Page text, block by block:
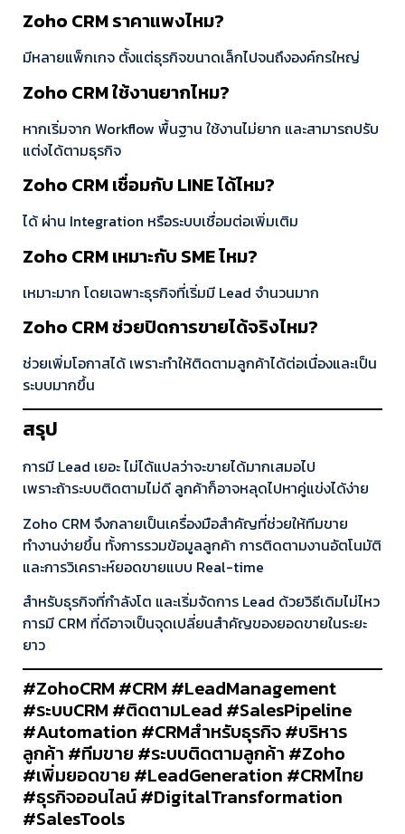
Zoho CRM ราคาแพงไหม?
มีหลายแพ็กเกจ ตั้งแต่ธุรกิจขนาดเล็กไปจนถึงองค์กรใหญ่
Zoho CRM ใช้งานยากไหม?
หากเริ่มจาก Workflow พื้นฐาน ใช้งานไม่ยาก และสามารถปรับ
แต่งได้ตามธุรกิจ
Zoho CRM เชื่อมกับ LINE ได้ไหม?
ได้ ผ่าน Integration หรือระบบเชื่อมต่อเพิ่มเติม
Zoho CRM เหมาะกับ SME ไหม?
เหมาะมาก โดยเฉพาะธุรกิจที่เริ่มมี Lead จำนวนมาก
Zoho CRM ช่วยปิดการขายได้จริงไหม?
ช่วยเพิ่มโอกาสได้ เพราะทำให้ติดตามลูกค้าได้ต่อเนื่องและเป็น
ระบบมากขึ้น
สรุป
การมี Lead เยอะ ไม่ได้แปลว่าจะขายได้มากเสมอไป
เพราะถ้าระบบติดตามไม่ดี ลูกค้าก็อาจหลุดไปหาคู่แข่งได้ง่าย
Zoho CRM จึงกลายเป็นเครื่องมือสำคัญที่ช่วยให้ทีมขาย
ทำงานง่ายขึ้น ทั้งการรวมข้อมูลลูกค้า การติดตามงานอัตโนมัติ
และการวิเคราะห์ยอดขายแบบ Real-time
สำหรับธุรกิจที่กำลังโต และเริ่มจัดการ Lead ด้วยวิธีเดิมไม่ไหว
การมี CRM ที่ดีอาจเป็นจุดเปลี่ยนสำคัญของยอดขายในระยะ
ยาว
#ZohoCRM #CRM #LeadManagement
#ระบบCRM #ติดตามLead #SalesPipeline
#Automation #CRMสำหรับธุรกิจ #บริหาร
ลูกค้า #ทีมขาย #ระบบติดตามลูกค้า #Zoho
#เพิ่มยอดขาย #LeadGeneration #CRMไทย
#ธุรกิจออนไลน์ #DigitalTransformation
#SalesTools